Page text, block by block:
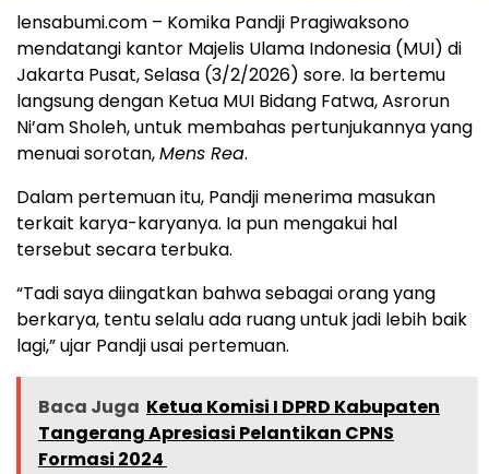
lensabumi.com – Komika Pandji Pragiwaksono
mendatangi kantor Majelis Ulama Indonesia (MUI) di
Jakarta Pusat, Selasa (3/2/2026) sore. Ia bertemu
langsung dengan Ketua MUI Bidang Fatwa, Asrorun
Ni’am Sholeh, untuk membahas pertunjukannya yang
menuai sorotan,Mens Rea.
Dalam pertemuan itu, Pandji menerima masukan
terkait karya-karyanya. Ia pun mengakui hal
tersebut secara terbuka.
“Tadi saya diingatkan bahwa sebagai orang yang
berkarya, tentu selalu ada ruang untuk jadi lebih baik
lagi,” ujar Pandji usai pertemuan.
Baca Juga Ketua Komisi I DPRD Kabupaten
Tangerang Apresiasi Pelantikan CPNS
Formasi 2024 ‎